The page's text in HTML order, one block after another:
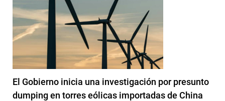
El Gobierno inicia una investigación por presunto
dumping en torres eólicas importadas de China